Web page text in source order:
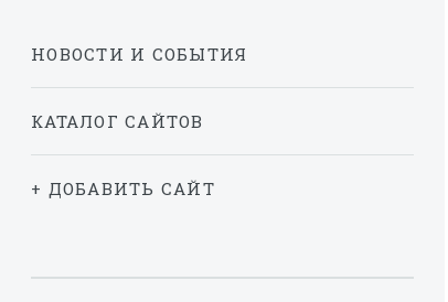
НОВОСТИ И СОБЫТИЯ
КАТАЛОГ САЙТОВ
+ ДОБАВИТЬ САЙТ